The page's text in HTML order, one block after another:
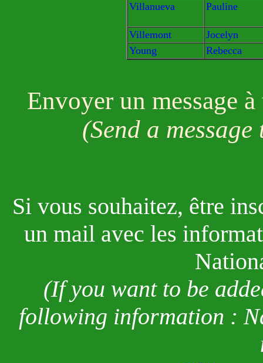
Villanueva
Pauline
Villemont
Jocelyn
Young
Rebecca
Envoyer un message
(Send a
Si vous souhaitez, être
un mail avec les
(If you want to be
following information :